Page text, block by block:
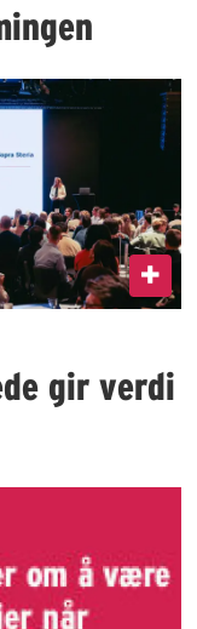
gir verdi